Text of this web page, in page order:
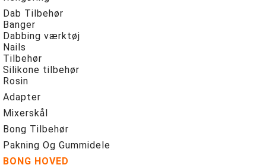
Dab Tilbehør
Banger
Dabbing værktøj
Nails
Tilbehør
Silikone tilbehør
Rosin
Adapter
Mixerskål
Bong Tilbehør
Pakning Og Gummidele
BONG HOVED